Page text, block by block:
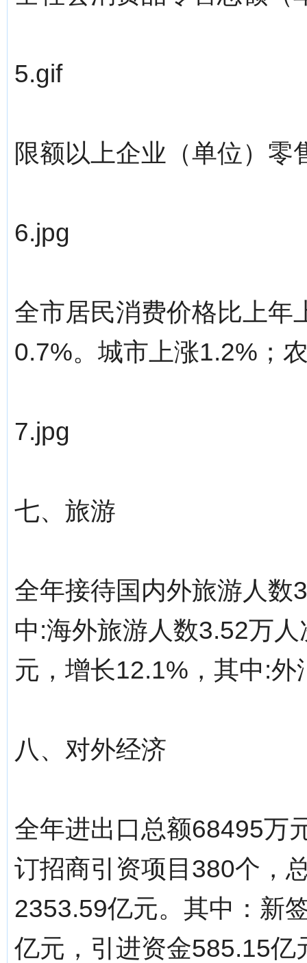
5.gif
限额以上企业（单位）零
6.jpg
全市居民消费价格比上年
0.7%。城市上涨1.2%；
7.jpg
七、旅游
全年接待国内外旅游人数
中:海外旅游人数3.52万
元，增长12.1%，其中:
八、对外经济
全年进出口总额68495万
订招商引资项目380个，
2353.59亿元。其中：新
亿元，引进资金585.15